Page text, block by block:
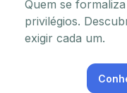
Quem se
privilégios.
exigir cada um.